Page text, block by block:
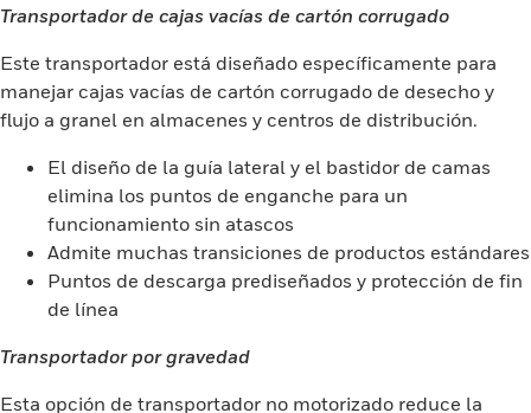
Transportador de cajas vacías de cartón corrugado
Este transportador está diseñado específicamente para
manejar cajas vacías de cartón corrugado de desecho y
flujo a granel en almacenes y centros de distribución.
El diseño de la guía lateral y el bastidor de camas
elimina los puntos de enganche para un
funcionamiento sin atascos
Admite muchas transiciones de productos estándares
Puntos de descarga prediseñados y protección de fin
de línea
Transportador por gravedad
Esta opción de transportador no motorizado reduce la